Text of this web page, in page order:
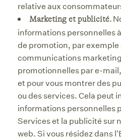
relative aux
Marketing et publicité.
informations personnelles
de promotion, par
communications
promotionnelles par e-
et pour vous montrer des
ou des services. Cela peut
informations personnelles
Services et la publicité sur
web. Si vous résidez dans